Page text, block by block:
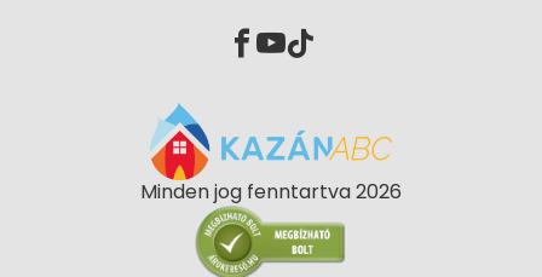
Minden jog fenntartva 2026